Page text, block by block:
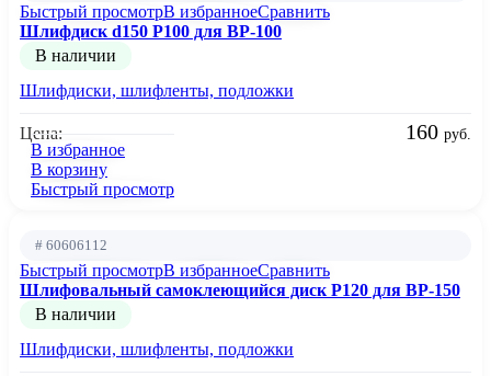
Быстрый просмотрВ избранноеСравнить
Шлифдиск d150 Р100 для BP-100
В наличии
Шлифдиски, шлифленты, подложки
Цена: 160 руб.
В избранное
В корзину
Быстрый просмотр
# 60606112
Быстрый просмотрВ избранноеСравнить
Шлифовальный самоклеющийся диск P120 для BP-150
В наличии
Шлифдиски, шлифленты, подложки